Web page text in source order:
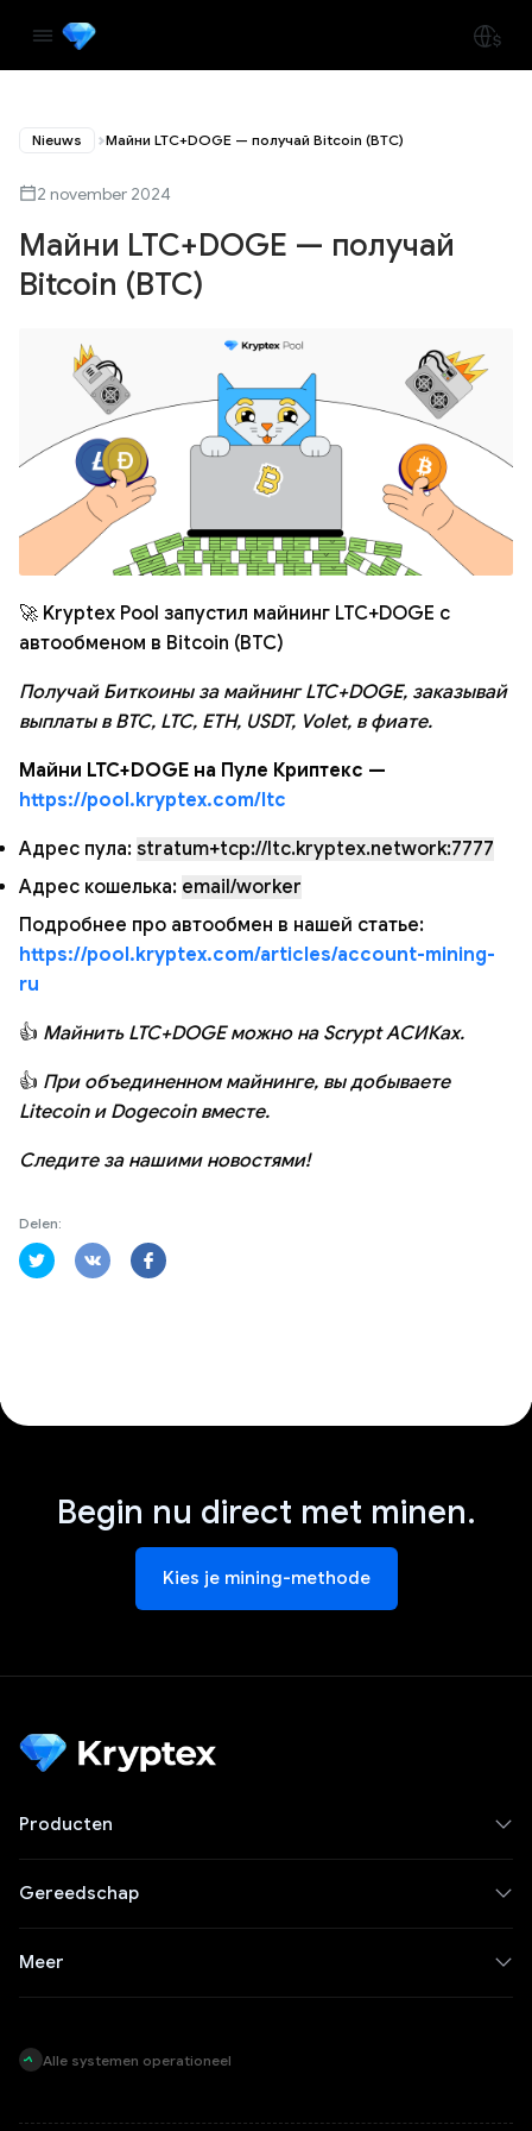
Nieuws Майни LTC+DOGE — получай Bitcoin (BTC)
2 november 2024
Майни LTC+DOGE — получай
Bitcoin (BTC)
🚀 Kryptex Pool запустил майнинг LTC+DOGE с
автообменом в Bitcoin (BTC)
Получай Биткоины за майнинг LTC+DOGE, заказывай
выплаты в BTC, LTC, ETH, USDT, Volet, в фиате.
Майни LTC+DOGE на Пуле Криптекс —
https://pool.kryptex.com/ltc
Адрес пула: stratum+tcp://ltc.kryptex.network:7777
Адрес кошелька: email/worker
Подробнее про автообмен в нашей статье:
https://pool.kryptex.com/articles/account-mining-
ru
👍 Майнить LTC+DOGE можно на Scrypt АСИКах.
👍 При объединенном майнинге, вы добываете
Litecoin и Dogecoin вместе.
Следите за нашими новостями!
Delen:
Begin nu direct met minen.
Kies je mining-methode
Producten
Gereedschap
Meer
Alle systemen operationeel